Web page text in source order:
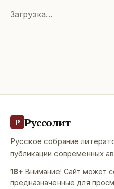
Загрузка…
Р Руссолит
Русское собрание
публикации современных
18+ Внимание! Сайт может
предназначенные для